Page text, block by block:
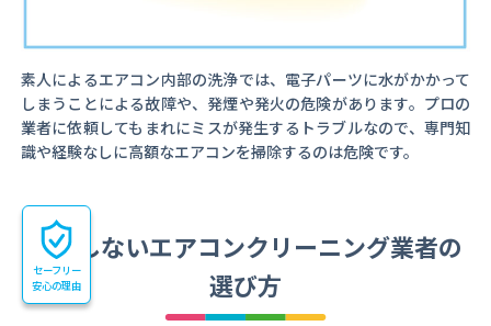
素人によるエアコン内部の洗浄では、電子パーツに水がかかって
しまうことによる故障や、発煙や発火の危険があります。プロの
業者に依頼してもまれにミスが発生するトラブルなので、専門知
識や経験なしに高額なエアコンを掃除するのは危険です。
失敗しないエアコンクリーニング業者の
選び方
セーフリー
安心の理由